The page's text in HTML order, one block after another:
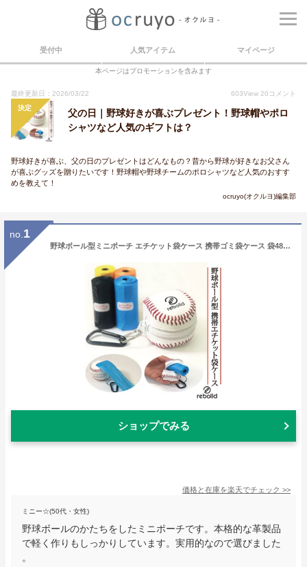
受付中 人気アイテム マイページ
本ページはプロモーションを含みます
最終更新日：2026/03/22 603View 20 コメント
決定
父の日｜野球好きが喜ぶプレゼント！野球帽やポロ
シャツなど人気のギフトは？
野球好きが喜ぶ、父の日のプレゼントはどんなもの？昔から野球が好きなお父さん
が喜ぶグッズを贈りたいです！野球帽や野球チームのポロシャツなど人気のおすす
めを教えて！
ocruyo(オクルヨ)編集部
no. 1
野球ボール型ミニポーチ エチケット袋ケース 携帯ゴミ袋ケース 袋48枚付き ペットの散歩 アウトドア ハンドステッチ リボルド 贈答品 プレゼント ギフト 革小物 ベースボールステッチ ビジネス 野球 誕生日 父の日 就職祝い 卒業祝い
ショップでみる
価格と在庫を楽天でチェック >>
ミニー☆(50代・女性)
野球ボールのかたちをしたミニポーチです。本格的な革製品
で軽く作りもしっかりしています。実用的なので選びました
。